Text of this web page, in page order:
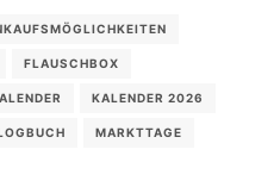
FLAUSCHBOX
KALENDER 2026
MARKTTAGE